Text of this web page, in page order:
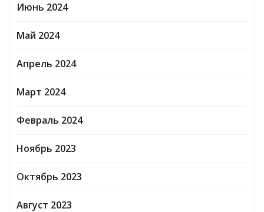
Июнь 2024
Май 2024
Апрель 2024
Март 2024
Февраль 2024
Ноябрь 2023
Октябрь 2023
Август 2023